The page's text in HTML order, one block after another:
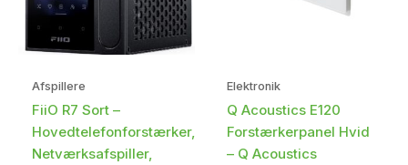
Afspillere
FiiO R7 Sort –
Hovedtelefonforstærker,
Netværksafspiller,
Elektronik
Q Acoustics E120
Forstærkerpanel Hvid
– Q Acoustics